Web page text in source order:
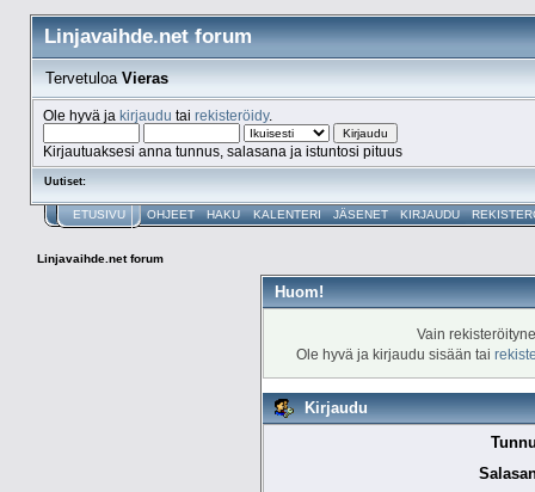
Linjavaihde.net forum
TervetuloaVieras
Ole hyvä ja kirjaudu tai rekisteröidy.
Kirjautuaksesi anna tunnus, salasana ja istuntosi pituus
Uutiset:
ETUSIVU OHJEET HAKU KALENTERI JÄSENET KIRJAUDU
Linjavaihde.net forum
Huom!
Vain
Ole hyvä ja kirjaudu sisään tai
Kirjaudu